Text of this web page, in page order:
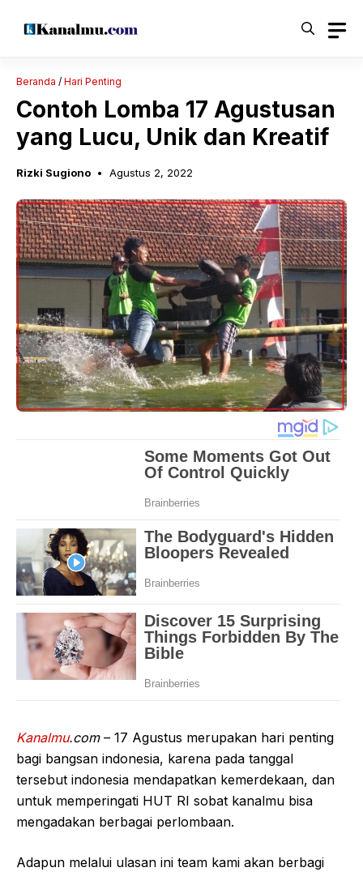
Beranda / Hari Penting
Contoh Lomba 17 Agustusan
yang Lucu, Unik dan Kreatif
Rizki Sugiono Agustus 2, 2022
Kanalmu.com– 17 Agustus merupakan hari penting
bagi bangsan indonesia, karena pada tanggal
tersebut indonesia mendapatkan kemerdekaan, dan
untuk memperingati HUT RI sobat kanalmu bisa
mengadakan berbagai perlombaan.
Adapun melalui ulasan ini team kami akan berbagi